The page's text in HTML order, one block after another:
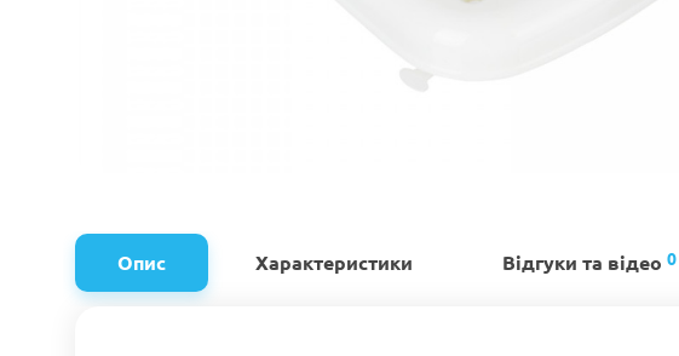
Опис Характеристики Відгуки та відео 0